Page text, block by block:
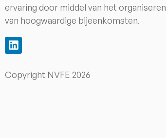
ervaring door middel van het organiseren
van hoogwaardige bijeenkomsten.
Copyright NVFE 2026